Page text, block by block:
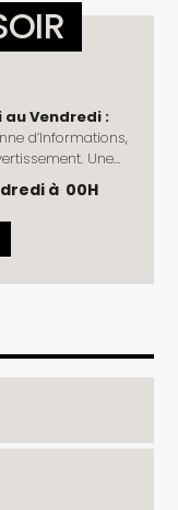
Vendredi :
Une
L'e-Grand Soir,
l'actualité !
- Vendredi)
Politique -
Politique
à 00H